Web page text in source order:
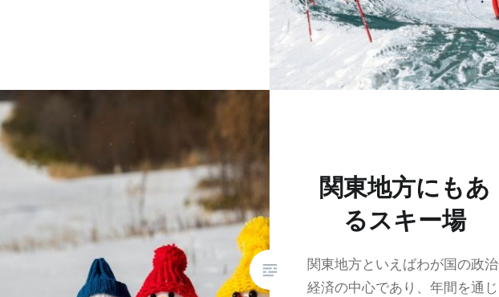
関東地方にもあ
るスキー場
関東地方といえばわが国の政治
経済の中心であり、年間を通じ